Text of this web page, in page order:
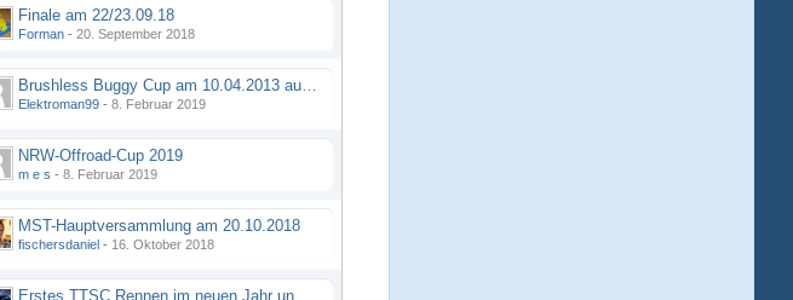
Finale am 22/23.09.18
Forman - 20. September 2018
Brushless Buggy Cup am 10.04.2013 auf der Intermodellbau in Dortmund
Elektroman99 - 8. Februar 2019
NRW-Offroad-Cup 2019
m e s - 8. Februar 2019
MST-Hauptversammlung am 20.10.2018
fischersdaniel - 16. Oktober 2018